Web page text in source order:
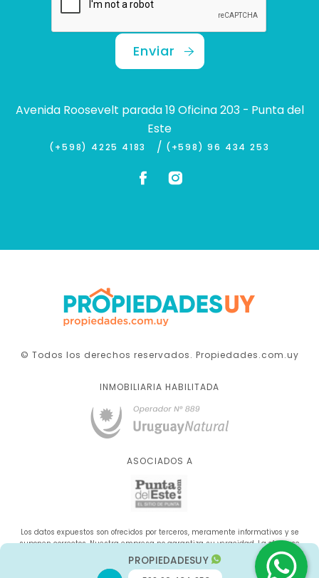
PROPIEDADESUY
Enviar
Avenida Roosevelt parada 19 Oficina 203 - Punta del
Este
(+598) 4225 4183 / (+598) 96 434 253
© Todos los derechos reservados. Propiedades.com.uy
INMOBILIARIA HABILITADA
ASOCIADOS A
Los datos expuestos son ofrecidos por terceros, meramente informativos y se
suponen correctos. Nuestra empresa no garantiza su veracidad. La oferta se
sujeta a errores, cambios de precio, omisión y/o retirada del mercado sin aviso
previo.